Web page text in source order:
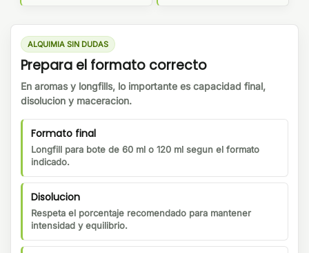
ALQUIMIA SIN DUDAS
Prepara el formato correcto
En aromas y longfills, lo importante es capacidad final,
disolucion y maceracion.
Formato final
Longfill para bote de 60 ml o 120 ml segun el formato
indicado.
Disolucion
Respeta el porcentaje recomendado para mantener
intensidad y equilibrio.